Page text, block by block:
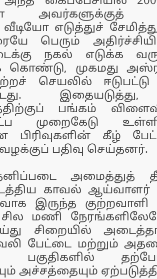
அவர்களுக்குத்
எடுத்துச்
பெரும்
நகல் எடுக்க
கொண்டு, முகமது
செயலில் ஈடுபட்டு
பங்கம்
முறைகேடு
பிரிவுகளின் கீழ்
பதிவு செய்தனர்.
அமைத்துத்
காவல் ஆய்வாளர்
இருந்த குற்றவாளி
மணி
சிறையில்
பேட்டை மற்றும்
பகுதிகளில்
அச்சத்தையும்